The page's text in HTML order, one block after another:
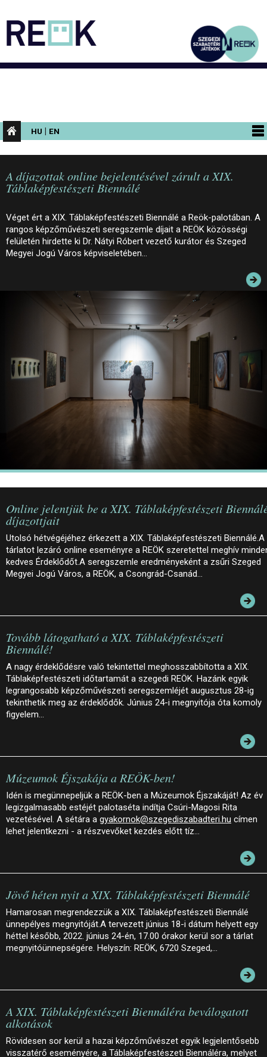
HU | EN
PROGRAMOK
KIÁLLÍTÁSOK
INFORMÁCIÓK
KONFERENCIA
ELÉRHETŐSÉG
PALOTASÉTÁK ÉS VEZETÉSEK
KÖZÉRDEKŰ ADATOK
A díjazottak online bejelentésével zárult a XIX.
Táblaképfestészeti Biennálé
Véget ért a XIX. Táblaképfestészeti Biennálé a Reök-palotában. A
rangos képzőművészeti seregszemle díjait a REÖK közösségi
felületén hirdette ki Dr. Nátyi Róbert vezető kurátor és Szeged
Megyei Jogú Város képviseletében…
Online jelentjük be a XIX. Táblaképfestészeti
díjazottjait
Utolsó hétvégéjéhez érkezett a XIX. Táblaképfestészeti Biennálé.A
tárlatot lezáró online eseményre a REÖK szeretettel meghív
kedves Érdeklődőt.A seregszemle eredményeként a zsűri Szeged
Megyei Jogú Város, a REÖK, a Csongrád-Csanád…
Tovább látogatható a XIX. Táblaképfestészeti
Biennálé!
A nagy érdeklődésre való tekintettel meghosszabbította a XIX.
Táblaképfestészeti időtartamát a szegedi REÖK. Hazánk egyik
legrangosabb képzőművészeti seregszemléjét augusztus 28-ig
tekinthetik meg az érdeklődők. Június 24-i megnyitója óta komoly
figyelem…
Múzeumok Éjszakája a REÖK-ben!
Idén is megünnepeljük a REÖK-ben a Múzeumok Éjszakáját! Az év
legizgalmasabb estéjét palotaséta indítja Csúri-Magosi Rita
vezetésével. A sétára a gyakornok@szegediszabadteri.hu címen
lehet jelentkezni - a részvevőket kezdés előtt tíz…
Jövő héten nyit a XIX. Táblaképfestészeti Biennálé
Hamarosan megrendezzük a XIX. Táblaképfestészeti Biennálé
ünnepélyes megnyitóját.A tervezett június 18-i dátum helyett egy
héttel később, 2022. június 24-én, 17.00 órakor kerül sor a tárlat
megnyitóünnepségére. Helyszín: REÖK, 6720 Szeged,…
A XIX. Táblaképfestészeti Biennáléra beválogatott
alkotások
Rövidesen sor kerül a hazai képzőművészet egyik legjelentősebb
visszatérő eseményére, a Táblaképfestészeti Biennáléra, melyet